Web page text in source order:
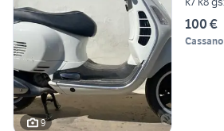
9
100 €